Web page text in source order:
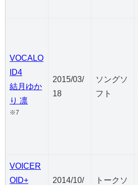
VOCALO
ID4
結月ゆか
り 凛
※7
2015/03/
18
ソングソ
フト
VOICER
OID+
2014/10/
トークソ